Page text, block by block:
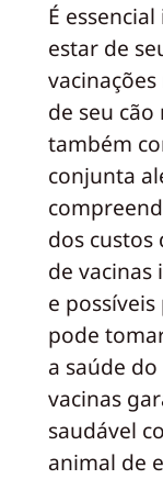
É
estar de
de seu
também
conjunta
dos custos
de vacinas
e possíveis
pode
a saúde
vacinas
saudável
animal de